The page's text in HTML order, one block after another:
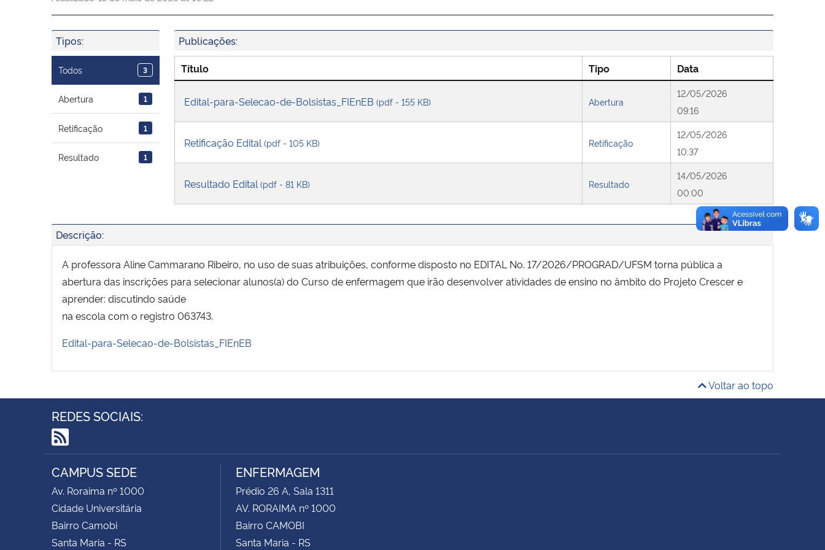
Tipos:
Todos 3
Abertura 1
Retificação 1
Resultado 1
Publicações:
Título Tipo Data
Edital-para-Selecao-de-Bolsistas_FIEnEB (pdf - 155 KB) Abertura
12/05/2026
09:16
Retificação Edital (pdf - 105 KB) Retificação
12/05/2026
10:37
Resultado Edital (pdf - 81 KB) Resultado
14/05/2026
00:00
Descrição:
A professora Aline Cammarano Ribeiro, no uso de suas atribuições, conforme disposto no EDITAL No. 17/2026/PROGRAD/UFSM torna pública a
abertura das inscrições para selecionar alunos(a) do Curso de enfermagem que irão desenvolver atividades de ensino no âmbito do Projeto Crescer e
aprender: discutindo saúde
na escola com o registro 063743.
Edital-para-Selecao-de-Bolsistas_FIEnEB
Voltar ao topo
REDES SOCIAIS:
RSS
CAMPUS SEDE
Av. Roraima nº 1000
Cidade Universitária
Bairro Camobi
Santa Maria - RS
ENFERMAGEM
Prédio 26 A, Sala 1311
AV. RORAIMA nº 1000
Bairro CAMOBI
Santa Maria - RS